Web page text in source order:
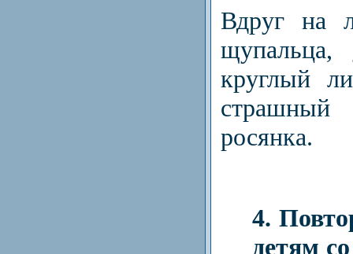
Вдруг на
щупальца,
круглый
росянка.
4.
детям